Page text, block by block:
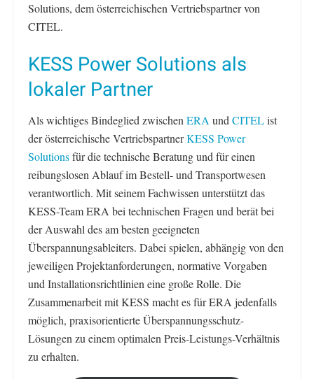
Solutions, dem österreichischen Vertriebspartner von
CITEL.
KESS Power Solutions als
lokaler Partner
Als wichtiges Bindeglied zwischenERAundCITEList
der österreichische VertriebspartnerKESS Power
Solutionsfür die technische Beratung und für einen
reibungslosen Ablauf im Bestell- und Transportwesen
verantwortlich. Mit seinem Fachwissen unterstützt das
KESS-Team ERA bei technischen Fragen und berät bei
der Auswahl des am besten geeigneten
Überspannungsableiters. Dabei spielen, abhängig von den
jeweiligen Projektanforderungen, normative Vorgaben
und Installationsrichtlinien eine große Rolle. Die
Zusammenarbeit mit KESS macht es für ERA jedenfalls
möglich, praxisorientierte Überspannungsschutz-
Lösungen zu einem optimalen Preis-Leistungs-Verhältnis
zu erhalten.